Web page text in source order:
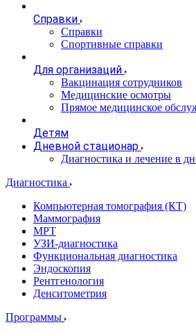
Справки
Справки
Спортивные справки
Для организаций
Вакцинация сотрудников
Медицинские осмотры
Прямое медицинское
Детям
Дневной стационар
Диагностика и лечение в
Диагностика
Компьютерная томография (КТ)
Маммография
МРТ
УЗИ-диагностика
Функциональная диагностика
Эндоскопия
Рентгенология
Денситометрия
Программы